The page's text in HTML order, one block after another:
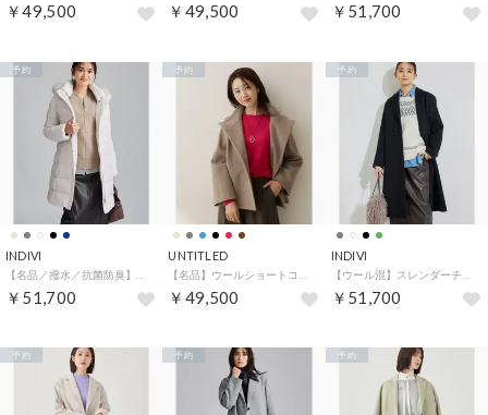
￥49,500 ￥49,500 ￥51,700
INDIVI
￥51,700
予約
UNTITLED
￥49,500
予約
INDIVI
￥51,700
予約
予約 予約 予約